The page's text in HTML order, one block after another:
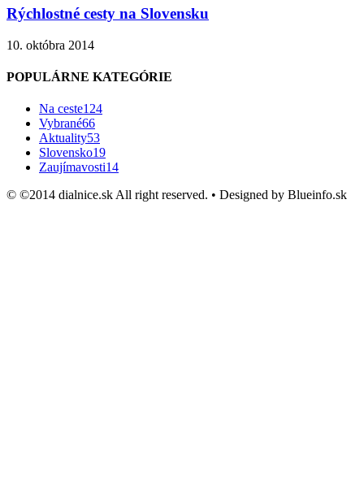
Rýchlostné cesty na Slovensku
10. októbra 2014
POPULÁRNE KATEGÓRIE
Na ceste124
Vybrané66
Aktuality53
Slovensko19
Zaujímavosti14
© ©2014 dialnice.sk All right reserved. • Designed by Blueinfo.sk